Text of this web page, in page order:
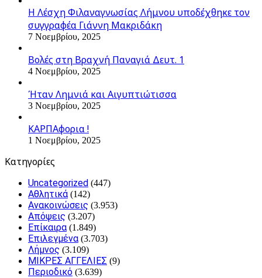
Η Λέσχη Φιλαναγνωσίας Λήμνου υποδέχθηκε τον
συγγραφέα Γιάννη Μακριδάκη
7 Νοεμβρίου, 2025
Βολές στη Βραχνή Παναγιά Δευτ. 1
4 Νοεμβρίου, 2025
Ήταν Λημνιά και Αιγυπτιώτισσα
3 Νοεμβρίου, 2025
ΚΑΡΠΑφορια !
1 Νοεμβρίου, 2025
Kατηγορίες
Uncategorized (447)
Αθλητικά (142)
Ανακοινώσεις (3.953)
Απόψεις (3.207)
Επίκαιρα (1.849)
Επιλεγμένα (3.703)
Λήμνος (3.109)
ΜΙΚΡΕΣ ΑΓΓΕΛΙΕΣ (9)
Περιοδικό (3.639)